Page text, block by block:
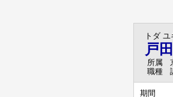
トダ ユ
戸
所属
職種
期間